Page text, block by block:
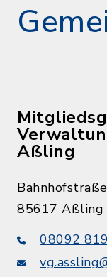
Aßling
85617 Aßling
08092